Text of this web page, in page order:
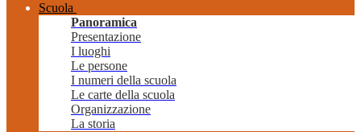
Scuola
Panoramica
Presentazione
I luoghi
Le persone
I numeri della scuola
Le carte della scuola
Organizzazione
La storia